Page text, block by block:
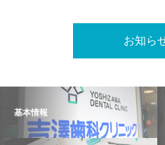
お知ら
基本情報